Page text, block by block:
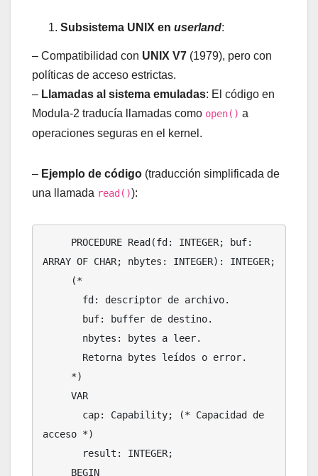
Subsistema UNIX en userland:
– Compatibilidad con UNIX V7 (1979), pero con
políticas de acceso estrictas.
– Llamadas al sistema emuladas: El código en
Modula-2 traducía llamadas como open() a
operaciones seguras en el kernel.
– Ejemplo de código (traducción simplificada de
una llamada read()):
ARRAY OF CHAR; nbytes: INTEGER): INTEGER;
acceso *)